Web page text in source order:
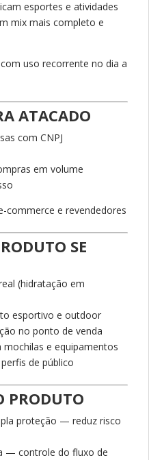
esportes e atividades
mix mais completo e
uso recorrente no dia a
ATACADO
com CNPJ
em volume
commerce e revendedores
SE
(hidratação em
esportivo e outdoor
no ponto de venda
e equipamentos
de público
PRODUTO
proteção — reduz risco
— controle do fluxo de